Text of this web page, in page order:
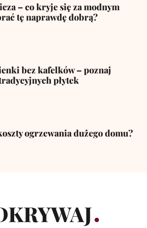
– co kryje się za modnym
tę naprawdę dobrą?
bez kafelków – poznaj
płytek
ogrzewania dużego domu?